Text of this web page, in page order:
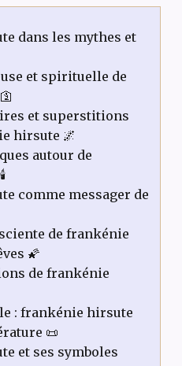
dans les mythes et
et spirituelle de
et superstitions
hirsute 🌌
autour de
comme messager de
de frankénie
🌠
de frankénie
: frankénie hirsute
📜
et ses symboles